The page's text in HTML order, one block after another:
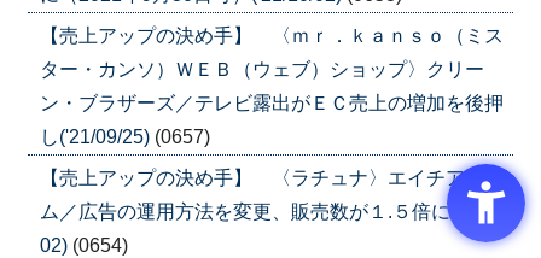
【売上アップの決め手】 〈ｍｒ．ｋａｎｓｏ（ミス
ター・カンソ）ＷＥＢ（ウェブ）ショップ〉クリー
ン・ブラザーズ／テレビ露出がＥＣ売上の増加を後押
し('21/09/25) (0657)
【売上アップの決め手】 〈ラチュナ〉エイチアイエ
ム／広告の運用方法を変更、販売数が１.５倍に('21/09/
02) (0654)